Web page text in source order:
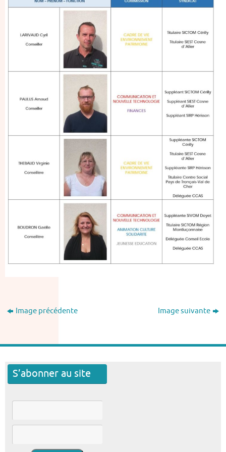
Image précédente Image suivante
S’abonner au site